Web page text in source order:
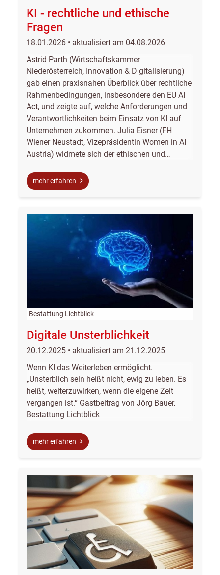
KI - rechtliche und ethische
Fragen
18.01.2026 • aktualisiert am 04.08.2026
Astrid Parth (Wirtschaftskammer
Niederösterreich, Innovation & Digitalisierung)
gab einen praxisnahen Überblick über rechtliche
Rahmenbedingungen, insbesondere den EU AI
Act, und zeigte auf, welche Anforderungen und
Verantwortlichkeiten beim Einsatz von KI auf
Unternehmen zukommen. Julia Eisner (FH
Wiener Neustadt, Vizepräsidentin Women in AI
Austria) widmete sich der ethischen und…
mehr erfahren
Bestattung Lichtblick
Digitale Unsterblichkeit
20.12.2025 • aktualisiert am 21.12.2025
Wenn KI das Weiterleben ermöglicht.
„Unsterblich sein heißt nicht, ewig zu leben. Es
heißt, weiterzuwirken, wenn die eigene Zeit
vergangen ist.“ Gastbeitrag von Jörg Bauer,
Bestattung Lichtblick
mehr erfahren